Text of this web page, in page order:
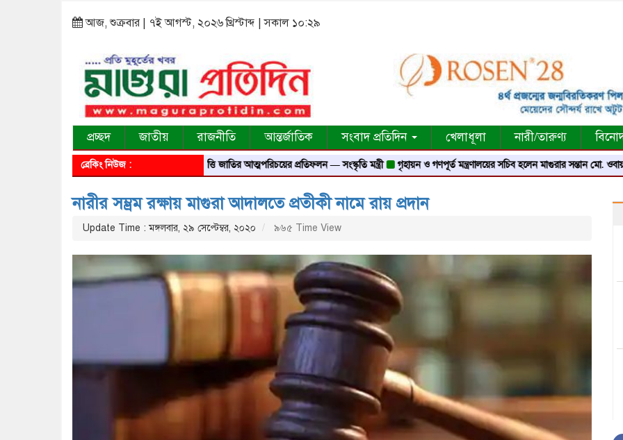
আজ, শুক্রবার | ৭ই আগস্ট, ২০২৬ খ্রিস্টাব্দ | সকাল ১০:২৯
প্রচ্ছদ জাতীয় রাজনীতি আন্তর্জাতিক সংবাদ প্রতিদিন খেলাধূলা নারী/তারুণ্য
ব্রেকিং নিউজ : আবৃত্তি জাতির আত্মপরিচয়ের প্রতিফলন — সংস্কৃতি মন্ত্রী গৃহায়ন ও গণপূর্ত মন্ত্রণালয়ের সচিব হলেন মাগুরার সন্তান মো. ওবায়দুর
নারীর সম্ভ্রম রক্ষায় মাগুরা আদালতে প্রতীকী নামে রায় প্রদান
Update Time : মঙ্গলবার, ২৯ সেপ্টেম্বর, ২০২০ ৯৬৫ Time View